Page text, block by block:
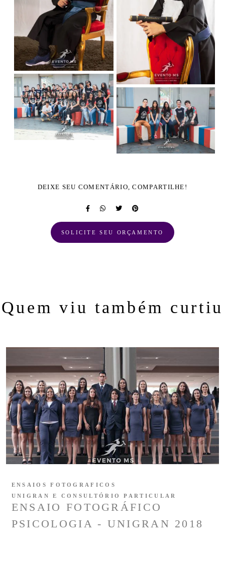
DEIXE SEU COMENTÁRIO, COMPARTILHE!
SOLICITE SEU ORÇAMENTO
Quem viu também curtiu
ENSAIO FOTOGRÁFICO
PSICOLOGIA - UNIGRAN 2018
ENSAIOS FOTOGRAFICOS
UNIGRAN E CONSULTÓRIO PARTICULAR